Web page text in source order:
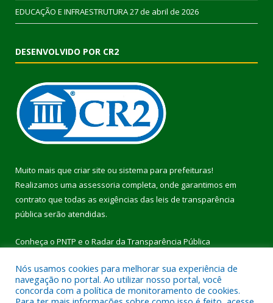
EDUCAÇÃO E INFRAESTRUTURA27 de abril de 2026
DESENVOLVIDO POR CR2
Muito mais que criar site ou sistema para prefeituras!
Realizamos uma assessoria completa, onde garantimos em
contrato que todas as exigências das leis de transparência
pública serão atendidas.
Conheça o PNTP e o Radar da Transparência Pública
Nós usamos cookies para melhorar sua experiência de
navegação no portal. Ao utilizar nosso portal, você
concorda com a política de monitoramento de cookies.